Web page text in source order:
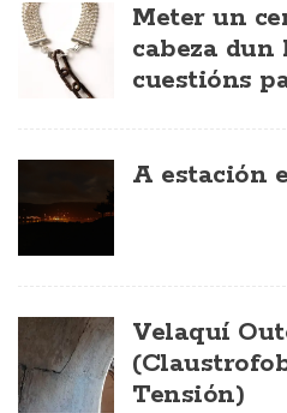
Meter un
cabeza dun
cuestións
A estación
Velaquí
Tensión)